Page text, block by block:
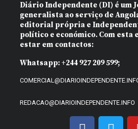
Diário Independente (DI) é um
generalista ao serviço de
editorial própria e
político e económico. Com esta
estar em contactos:
Whatsapp: +244 927 209 599;
REDACAO@DIARIOINDEPENDENTE.INFO